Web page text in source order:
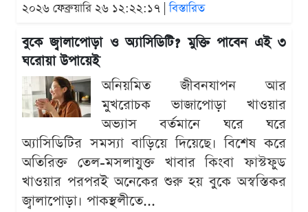
২০২৬ ফেব্রুয়ারি ২৬ ১২:২২:১৭ |বিস্তারিত
বুকে জ্বালাপোড়া ও অ্যাসিডিটি? মুক্তি পাবেন এই ৩
ঘরোয়া উপায়েই
অনিয়মিত জীবনযাপন আর
মুখরোচক ভাজাপোড়া খাওয়ার
অভ্যাস বর্তমানে ঘরে ঘরে
অ্যাসিডিটির সমস্যা বাড়িয়ে দিয়েছে। বিশেষ করে
অতিরিক্ত তেল-মসলাযুক্ত খাবার কিংবা ফাস্টফুড
খাওয়ার পরপরই অনেকের শুরু হয় বুকে অস্বস্তিকর
জ্বালাপোড়া। পাকস্থলীতে...